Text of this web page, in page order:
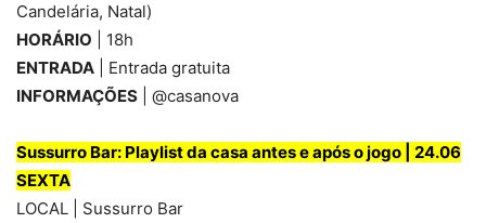
Candelária, Natal)
HORÁRIO | 18h
ENTRADA | Entrada gratuita
INFORMAÇÕES | @casanova
Sussurro Bar: Playlist da casa antes e após o jogo | 24.06
SEXTA
LOCAL | Sussurro Bar